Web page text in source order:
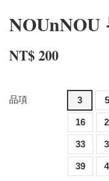
NOUnNOU
NT$ 200
品項 3 5
16
33
39